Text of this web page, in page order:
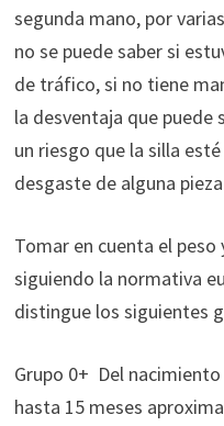
segunda mano, por
no se puede saber si
de tráfico, si no tiene
la desventaja que puede
un riesgo que la silla
desgaste de alguna
Tomar en cuenta el
siguiendo la normativa
distingue los siguientes
Grupo 0+ Del
hasta 15 meses